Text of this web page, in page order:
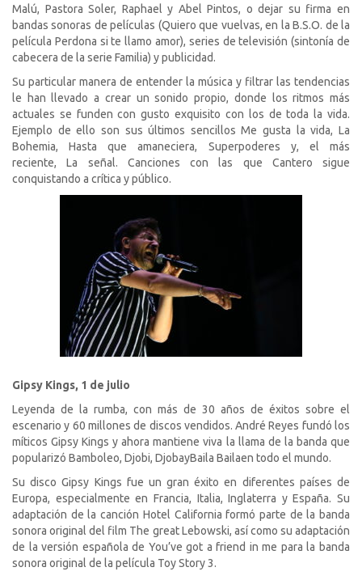
Malú, Pastora Soler, Raphael y Abel Pintos, o dejar su firma en
bandas sonoras de películas (Quiero que vuelvas,en la B.S.O. de la
película Perdona si te llamo amor), series de televisión (sintonía de
cabecera de la serie Familia) y publicidad.
Su particular manera de entender la música y filtrar las tendencias
le han llevado a crear un sonido propio, donde los ritmos más
actuales se funden con gusto exquisito con los de toda la vida.
Ejemplo de ello son sus últimos sencillosMe gusta la vida,La
Bohemia,Hasta que amaneciera, Superpoderes y, el más
reciente, La señal. Canciones con las que Cantero sigue
conquistando a crítica y público.
Gipsy Kings, 1 de julio
Leyenda de la rumba, con más de 30 años de éxitos sobre el
escenario y 60 millones de discos vendidos. André Reyes fundó los
míticos Gipsy Kings y ahora mantiene viva la llama de la banda que
popularizó Bamboleo, Djobi, DjobayBaila Bailaen todo el mundo.
Su discoGipsy Kings fue un gran éxito en diferentes países de
Europa, especialmente en Francia, Italia, Inglaterra y España. Su
adaptación de la canción Hotel California formó parte de la banda
sonora original del film The great Lebowski, así como su adaptación
de la versión española de You’ve got a friend in me para la banda
sonora original de la película Toy Story 3.